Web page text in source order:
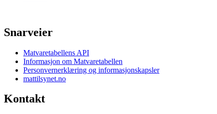
Snarveier
Matvaretabellens API
Informasjon om Matvaretabellen
Personvernerklæring og informasjonskapsler
mattilsynet.no
Kontakt